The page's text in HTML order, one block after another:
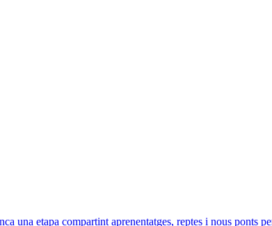
una etapa compartint aprenentatges, reptes i nous ponts